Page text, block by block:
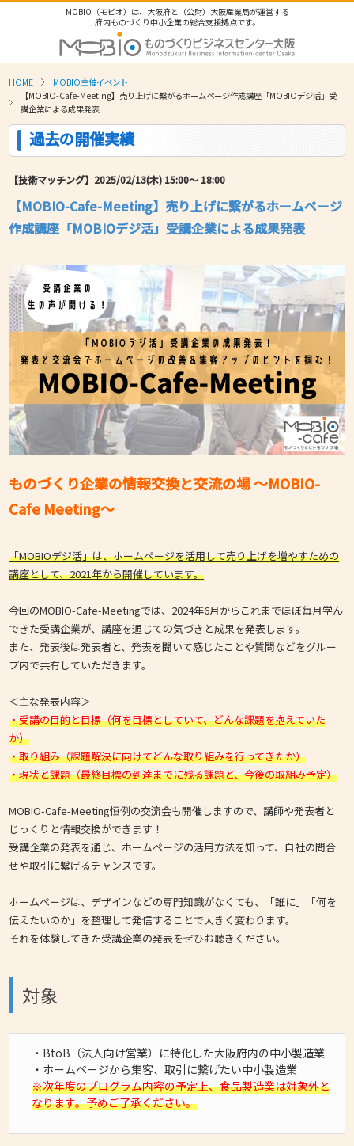
MOBIO（モビオ）は、大阪府と（公財）大阪産業局が運営する
府内ものづくり中小企業の総合支援拠点です。
HOME
MOBIO主催イベント
【MOBIO-Cafe-Meeting】売り上げに繋がるホームページ作成講座「MOBIOデジ活」受
講企業による成果発表
過去の開催実績
【技術マッチング】2025/02/13(木) 15:00〜 18:00
【MOBIO-Cafe-Meeting】売り上げに繋がるホームページ
作成講座「MOBIOデジ活」受講企業による成果発表
ものづくり企業の情報交換と交流の場 ～MOBIO-
Cafe Meeting～
「MOBIOデジ活」は、ホームページを活用して売り上げを増やすための
講座として、2021年から開催しています。
今回のMOBIO-Cafe-Meetingでは、2024年6月からこれまでほぼ毎月学ん
できた受講企業が、講座を通じての気づきと成果を発表します。
また、発表後は発表者と、発表を聞いて感じたことや質問などをグルー
プ内で共有していただきます。
＜主な発表内容＞
・受講の目的と目標（何を目標としていて、どんな課題を抱えていた
か）
・取り組み（課題解決に向けてどんな取り組みを行ってきたか）
・現状と課題（最終目標の到達までに残る課題と、今後の取組み予定）
MOBIO-Cafe-Meeting恒例の交流会も開催しますので、講師や発表者と
じっくりと情報交換ができます！
受講企業の発表を通じ、ホームページの活用方法を知って、自社の問合
せや取引に繋げるチャンスです。
ホームページは、デザインなどの専門知識がなくても、「誰に」「何を
伝えたいのか」を整理して発信することで大きく変わります。
それを体験してきた受講企業の発表をぜひお聴きください。
対象
・BtoB（法人向け営業）に特化した大阪府内の中小製造業
・ホームページから集客、取引に繋げたい中小製造業
※次年度のプログラム内容の予定上、食品製造業は対象外と
なります。予めご了承ください。